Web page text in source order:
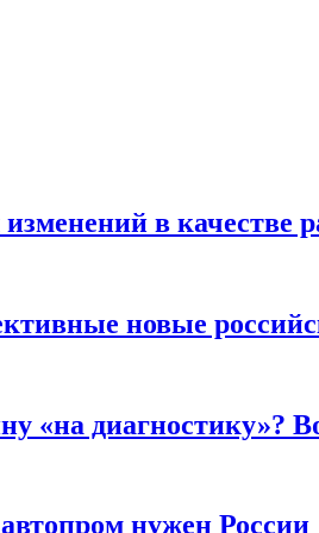
в качестве
новые
«на диагностику»?
нужен России